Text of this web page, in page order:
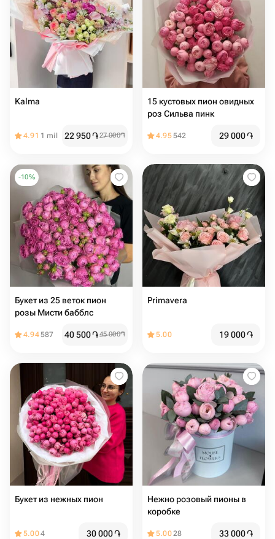
Kalma
4.91 1 mil 22 950֏27 000֏
15 кустовых пион овидных
роз Сильва пинк
4.95542 29 000֏
-10%
Букет из 25 веток пион
розы Мисти бабблс
4.94587 40 500֏45 000֏
Primavera
5.00 19 000֏
Букет из нежных пион
5.004 30 000֏
Нежно розовый пионы в
коробке
5.0028 33 000֏